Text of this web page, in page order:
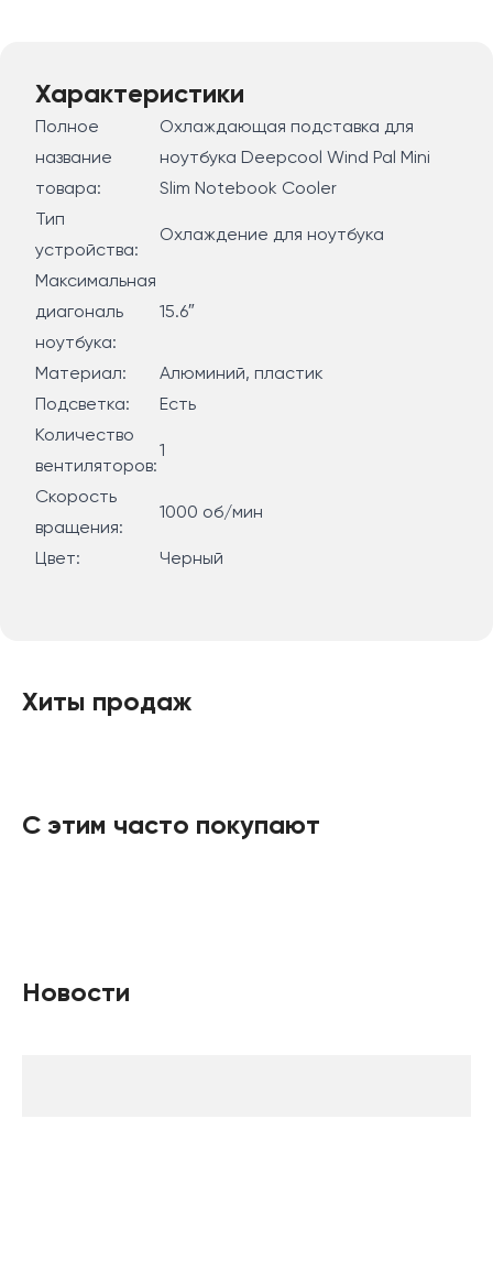
Характеристики
Полное
название
товара:
Охлаждающая подставка для
ноутбука Deepcool Wind Pal Mini
Slim Notebook Cooler
Тип
устройства:
Охлаждение для ноутбука
Максимальная
диагональ
ноутбука:
15.6″
Материал:
Алюминий, пластик
Подсветка:
Есть
Количество
вентиляторов:
1
Скорость
вращения:
1000 об/мин
Цвет: Черный
Хиты продаж
С этим часто покупают
Новости